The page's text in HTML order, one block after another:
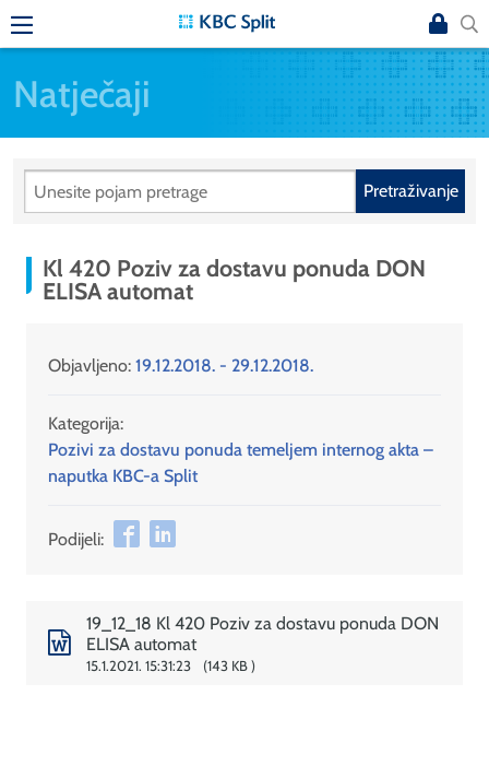
Natječaji
Pretraživanje
Kl 420 Poziv za dostavu ponuda DON
ELISA automat
Objavljeno: 19.12.2018. - 29.12.2018.
Kategorija:
Pozivi za dostavu ponuda temeljem internog akta –
naputka KBC-a Split
Podijeli:
19_12_18 Kl 420 Poziv za dostavu ponuda DON
ELISA automat
15.1.2021. 15:31:23 143 KB